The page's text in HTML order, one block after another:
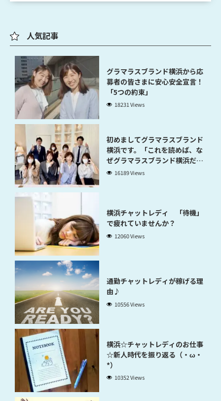
人気記事
グラマラスブランド横浜から応
募者の皆さまに安心安全宣言！
「5つの約束」
18231 Views
初めましてグラマラスブランド
横浜です。「これを読めば、な
ぜグラマラスブランド横浜だと
稼げるのかが分かります」
16189 Views
横浜チャットレディ 「待機」
で疲れていませんか？
12060 Views
通勤チャットレディが稼げる理
由♪
10556 Views
横浜☆チャットレディのお仕事
☆新人時代を振り返る（・ω・
*）
10352 Views